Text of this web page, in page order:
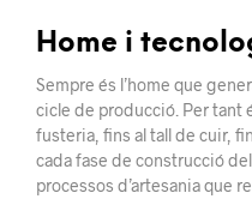
Home i
Sempre és l’home que
cicle de producció. Per tant
fusteria, fins al tall de cuir,
cada fase de construcció
processos d’artesania que